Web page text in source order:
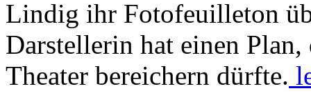
Lindig ihr Fotofeuilleton
Darstellerin hat einen Plan,
Theater bereichern dürfte.